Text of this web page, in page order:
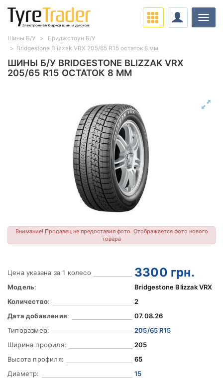
ШИНЫ Б/У BRIDGESTONE BLIZZAK VRX
205/65 R15 ОСТАТОК 8 ММ
Внимание! Продавец не предоставил фото. Отображается фото нового
товара
Цена указана за 1 колесо 3300 грн.
Модель:
Bridgestone Blizzak VRX
Количество:
2
Дата добавления:
07.08.26
Типоразмер:
205/65 R15
Ширина профиля:
205
Высота профиля:
65
Диаметр:
15
Шины Б/У
Бриджстоун Б/У
Bridgestone Blizzak VRX 205/65 R15 остаток 8 мм